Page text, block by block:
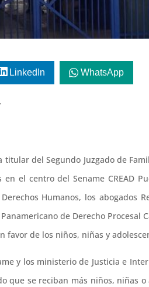
LinkedIn WhatsApp
del Segundo Juzgado de
el centro del Sename CREAD
Humanos, los abogados
de Derecho Procesal
favor de los niños, niñas y
y los ministerio de Justicia e
que se reciban más niños, niñas